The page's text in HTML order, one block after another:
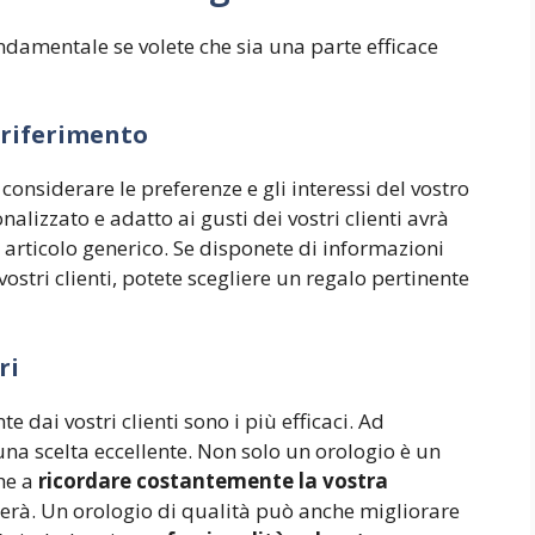
se volete che sia una parte efficace
riferimento
le preferenze e gli interessi del vostro
e adatto ai gusti dei vostri clienti avrà
generico. Se disponete di informazioni
clienti, potete scegliere un regalo pertinente
dai vostri clienti sono i più efficaci. Ad
scelta eccellente. Non solo un orologio è un
a ricordare costantemente la vostra
Un orologio di qualità può anche migliorare